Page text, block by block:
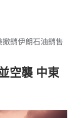
撤銷伊朗石油銷售
空襲 中東